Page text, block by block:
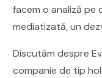
facem o analiză pe
mediatizată, un
Discutăm despre
companie de tip